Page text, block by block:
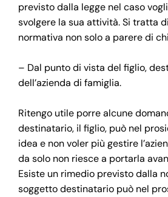
previsto dalla legge nel caso
svolgere la sua attività. Si tratta
normativa non solo a parere di
– Dal punto di vista del figlio,
dell’azienda di famiglia.
Ritengo utile porre alcune
destinatario, il figlio, può nel
idea e non voler più gestire
da solo non riesce a portarla
Esiste un rimedio previsto dalla
soggetto destinatario può nel